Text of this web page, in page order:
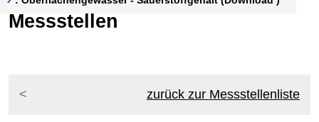
Messstellen
zurück zur Messstellenliste